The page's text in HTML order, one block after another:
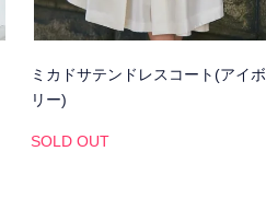
ミカドサテンドレスコート(アイボ
リー)
SOLD OUT